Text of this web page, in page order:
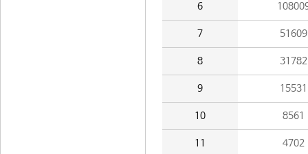
6
7 51609
8 31782
9 15531
10 8561
11 4702